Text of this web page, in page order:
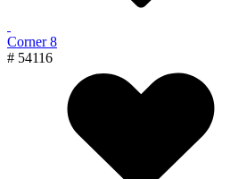
Corner 8
# 54116